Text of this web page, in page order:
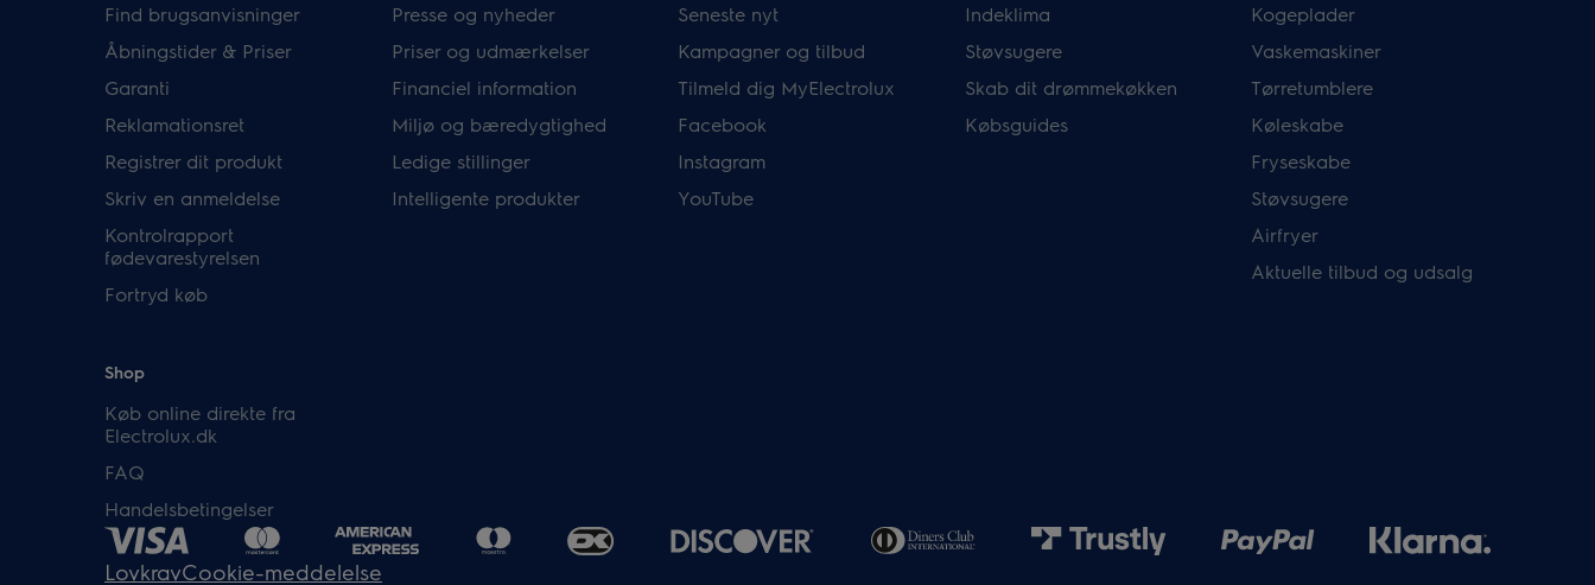
Find brugsanvisninger
Åbningstider & Priser
Garanti
Reklamationsret
Registrer dit produkt
Skriv en anmeldelse
Kontrolrapport
fødevarestyrelsen
Fortryd køb
Presse og nyheder
Priser og udmærkelser
Financiel information
Miljø og bæredygtighed
Ledige stillinger
Intelligente produkter
Seneste nyt
Kampagner og tilbud
Tilmeld dig MyElectrolux
Facebook
Instagram
YouTube
Indeklima
Støvsugere
Skab dit drømmekøkken
Købsguides
Kogeplader
Vaskemaskiner
Tørretumblere
Køleskabe
Fryseskabe
Støvsugere
Airfryer
Aktuelle tilbud og udsalg
Shop
Køb online direkte fra
Electrolux.dk
FAQ
Handelsbetingelser
LovkravCookie-meddelelse